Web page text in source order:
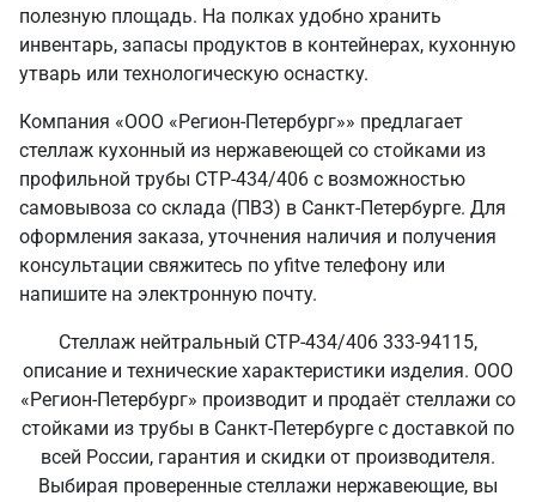
полезную площадь. На полках удобно хранить
инвентарь, запасы продуктов в контейнерах, кухонную
утварь или технологическую оснастку.
Компания «ООО «Регион-Петербург»» предлагает
стеллаж кухонный из нержавеющей со стойками из
профильной трубы СТР-434/406 с возможностью
самовывоза со склада (ПВЗ) в Санкт‑Петербурге. Для
оформления заказа, уточнения наличия и получения
консультации свяжитесь по yfitve телефону или
напишите на электронную почту.
Стеллаж нейтральный СТР-434/406 333-94115,
описание и технические характеристики изделия. ООО
«Регион-Петербург» производит и продаёт стеллажи со
стойками из трубы в Санкт‑Петербурге с доставкой по
всей России, гарантия и скидки от производителя.
Выбирая проверенные стеллажи нержавеющие, вы